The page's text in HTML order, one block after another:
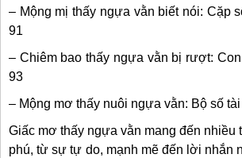
– Mộng mị thấy ngựa vằn biết nói: Cặp
91
– Chiêm bao thấy ngựa vằn bị rượt:
93
– Mộng mơ thấy nuôi ngựa vằn: Bộ số
Giấc mơ thấy ngựa vằn mang đến nhiều
phú, từ sự tự do, mạnh mẽ đến lời nhắn